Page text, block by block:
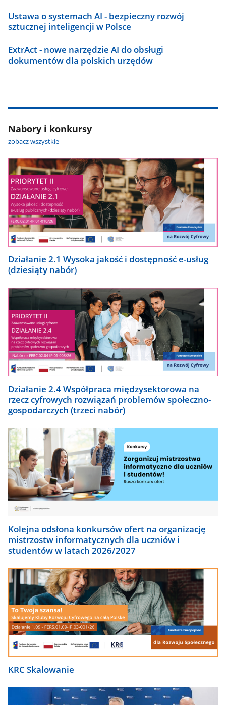
Ustawa o systemach AI - bezpieczny rozwój
sztucznej inteligencji w Polsce
ExtrAct - nowe narzędzie AI do obsługi
dokumentów dla polskich urzędów
Nabory i konkursy
zobacz wszystkie
Działanie 2.1 Wysoka jakość i dostępność e-usług
(dziesiąty nabór)
Działanie 2.4 Współpraca międzysektorowa na
rzecz cyfrowych rozwiązań problemów społeczno-
gospodarczych (trzeci nabór)
Kolejna odsłona konkursów ofert na organizację
mistrzostw informatycznych dla uczniów i
studentów w latach 2026/2027
KRC Skalowanie